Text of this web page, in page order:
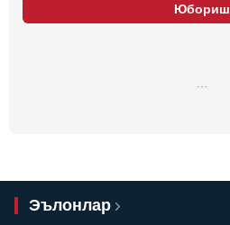
Юбориш
Эълонлар